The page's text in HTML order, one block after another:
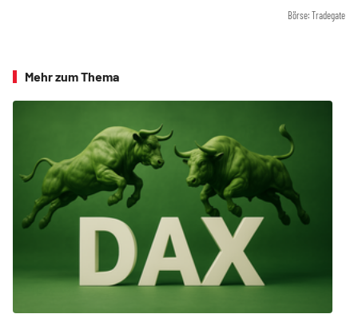
Börse: Tradegate
Mehr zum Thema